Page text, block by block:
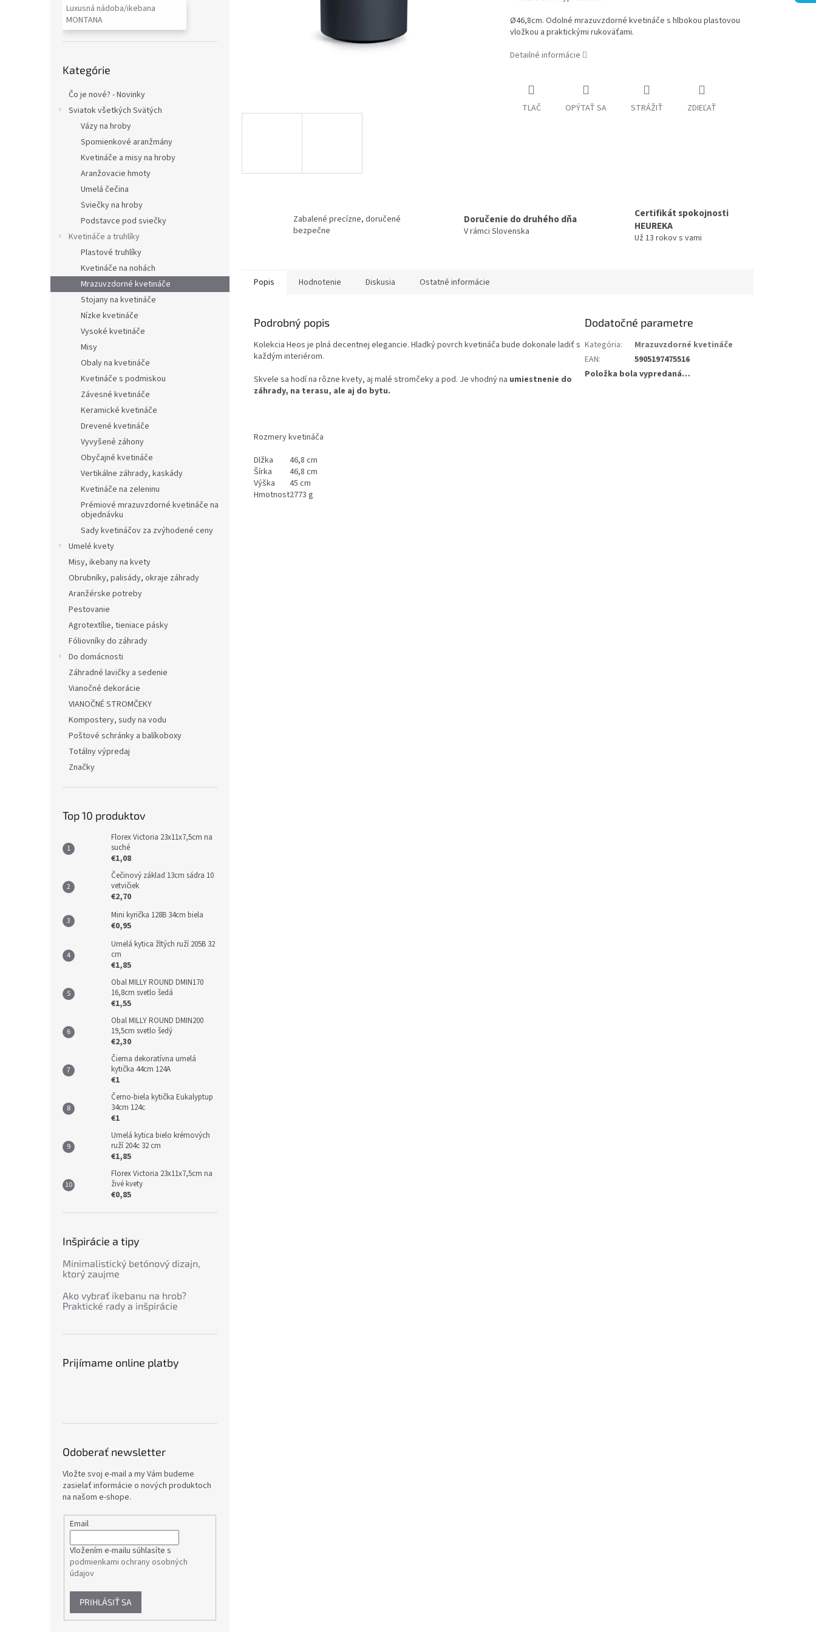
Luxusná nádoba/ikebana
MONTANA
kategórie
Kategórie
Čo je nové? - Novinky
Sviatok všetkých Svätých
Vázy na hroby
Spomienkové aranžmány
Kvetináče a misy na hroby
Aranžovacie hmoty
Umelá čečina
Sviečky na hroby
Podstavce pod sviečky
Kvetináče a truhlíky
Plastové truhlíky
Kvetináče na nohách
Mrazuvzdorné kvetináče
Stojany na kvetináče
Nízke kvetináče
Vysoké kvetináče
Misy
Obaly na kvetináče
Kvetináče s podmiskou
Závesné kvetináče
Keramické kvetináče
Drevené kvetináče
Vyvyšené záhony
Obyčajné kvetináče
Vertikálne záhrady, kaskády
Kvetináče na zeleninu
Prémiové mrazuvzdorné kvetináče na
objednávku
Sady kvetináčov za zvýhodené ceny
Umelé kvety
Misy, ikebany na kvety
Obrubníky, palisády, okraje záhrady
Aranžérske potreby
Pestovanie
Agrotextílie, tieniace pásky
Fóliovníky do záhrady
Do domácnosti
Záhradné lavičky a sedenie
Vianočné dekorácie
VIANOČNÉ STROMČEKY
Kompostery, sudy na vodu
Poštové schránky a balíkoboxy
Totálny výpredaj
Značky
Top 10 produktov
Florex Victoria 23x11x7,5cm na
suché
€1,08
Čečinový základ 13cm sádra 10
vetvičiek
€2,70
Mini kyrička 128B 34cm biela
€0,95
Umelá kytica žltých ruží 205B 32
cm
€1,85
Obal MILLY ROUND DMIN170
16,8cm svetlo šedá
€1,55
Obal MILLY ROUND DMIN200
19,5cm svetlo šedý
€2,30
Čierna dekoratívna umelá
kytička 44cm 124A
€1
Černo-biela kytička Eukalyptup
34cm 124c
€1
Umelá kytica bielo krémových
ruží 204c 32 cm
€1,85
Florex Victoria 23x11x7,5cm na
živé kvety
€0,85
Inšpirácie a tipy
Minimalistický betónový dizajn,
ktorý zaujme
Ako vybrať ikebanu na hrob?
Praktické rady a inšpirácie
Prijímame online platby
Odoberať newsletter
Vložte svoj e-mail a my Vám budeme
zasielať informácie o nových produktoch
na našom e-shope.
Email
Vložením e-mailu súhlasíte s
podmienkami ochrany osobných
údajov
PRIHLÁSIŤ SA
Ø46,8cm. Odolné mrazuvzdorné kvetináče s hlbokou plastovou
vložkou a praktickými rukoväťami.
Detailné informácie
TLAČ OPÝTAŤ SA STRÁŽIŤ ZDIEĽAŤ
Zabalené precízne, doručené
bezpečne
Doručenie do druhého dňa
V rámci Slovenska
Certifikát spokojnosti
HEUREKA
Už 13 rokov s vami
Popis Hodnotenie Diskusia Ostatné informácie
Podrobný popis
Kolekcia Heos je plná decentnej elegancie. Hladký povrch kvetináča bude dokonale ladiť s
každým interiérom.
Skvele sa hodí na rôzne kvety, aj malé stromčeky a pod. Je vhodný na umiestnenie do
záhrady, na terasu, ale aj do bytu.
Rozmery kvetináča
Dlžka
46,8 cm
Šírka
46,8 cm
Výška
45 cm
Hmotnost2773 g
Dodatočné parametre
Kategória:
Mrazuvzdorné kvetináče
EAN:
5905197475516
Položka bola vypredaná…